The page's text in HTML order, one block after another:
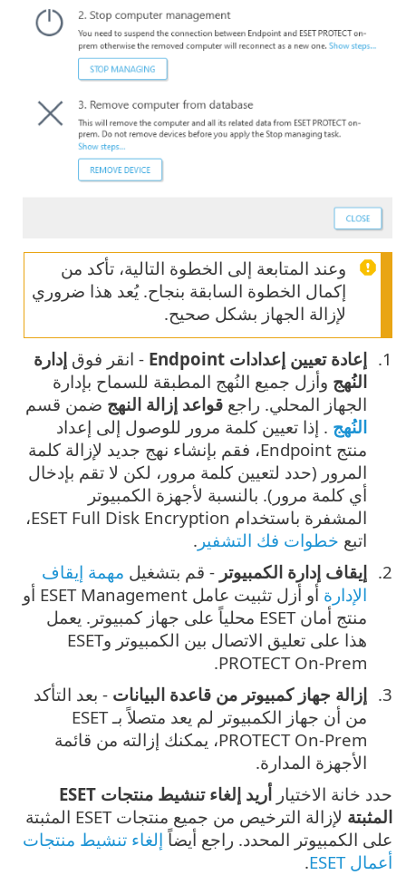
وعند المتابعة إلى الخطوة التالية، تأكد من
إكمال الخطوة السابقة بنجاح. يُعد هذا ضروري
لإزالة الجهاز بشكل صحيح.
إعادة تعيين إعدادات Endpoint
- انقر فوق إدارة
النُهج وأزل جميع النُهج المطبقة للسماح بإدارة
الجهاز المحلي. راجع قواعد إزالة النهج ضمن قسم
النُهج . إذا تعيين كلمة مرور للوصول إلى إعداد
منتج Endpoint، فقم بإنشاء نهج جديد لإزالة كلمة
المرور (حدد لتعيين كلمة مرور، لكن لا تقم بإدخال
أي كلمة مرور). بالنسبة لأجهزة الكمبيوتر
المشفرة باستخدام ESET Full Disk Encryption،
اتبع خطوات فك التشفير .
إيقاف إدارة الكمبيوتر - قم بتشغيل مهمة إيقاف
الإدارة
أو أزل تثبيت عامل ESET Management أو
منتج أمان ESET محلياً على جهاز كمبيوتر. يعمل
هذا على تعليق الاتصال بين الكمبيوتر وESET
PROTECT On-Prem.
إزالة جهاز كمبيوتر من قاعدة البيانات - بعد التأكد
من أن جهاز الكمبيوتر لم يعد متصلاً بـ ESET
PROTECT On-Prem، يمكنك إزالته من قائمة
الأجهزة المدارة.
حدد خانة الاختيار
أريد إلغاء تنشيط منتجات ESET
المثبتة
لإزالة الترخيص من جميع منتجات ESET المثبتة
على الكمبيوتر المحدد. راجع أيضاً إلغاء تنشيط منتجات
أعمال ESET
.